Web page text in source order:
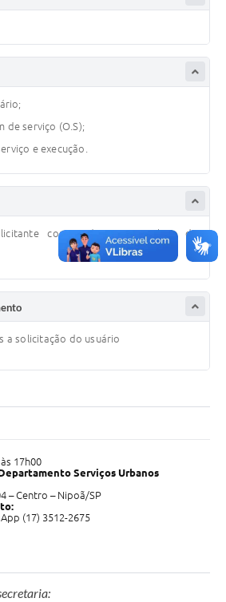
de serviço (O.S);
e execução.
com endereço completo da
a solicitação do usuário
17h00
Serviços Urbanos
– Centro – Nipoã/SP
(17) 3512-2675